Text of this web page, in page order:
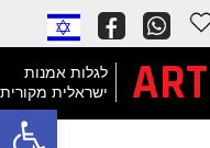
לגלות אמנות
ישראלית מקורית
ART
ס